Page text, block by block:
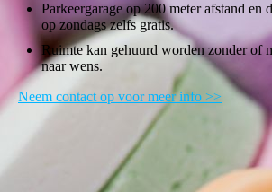
Parkeergarage op 200 meter afstand en
op zondags zelfs gratis.
Ruimte kan gehuurd worden zonder of
naar wens.
Neem contact op voor meer info >>